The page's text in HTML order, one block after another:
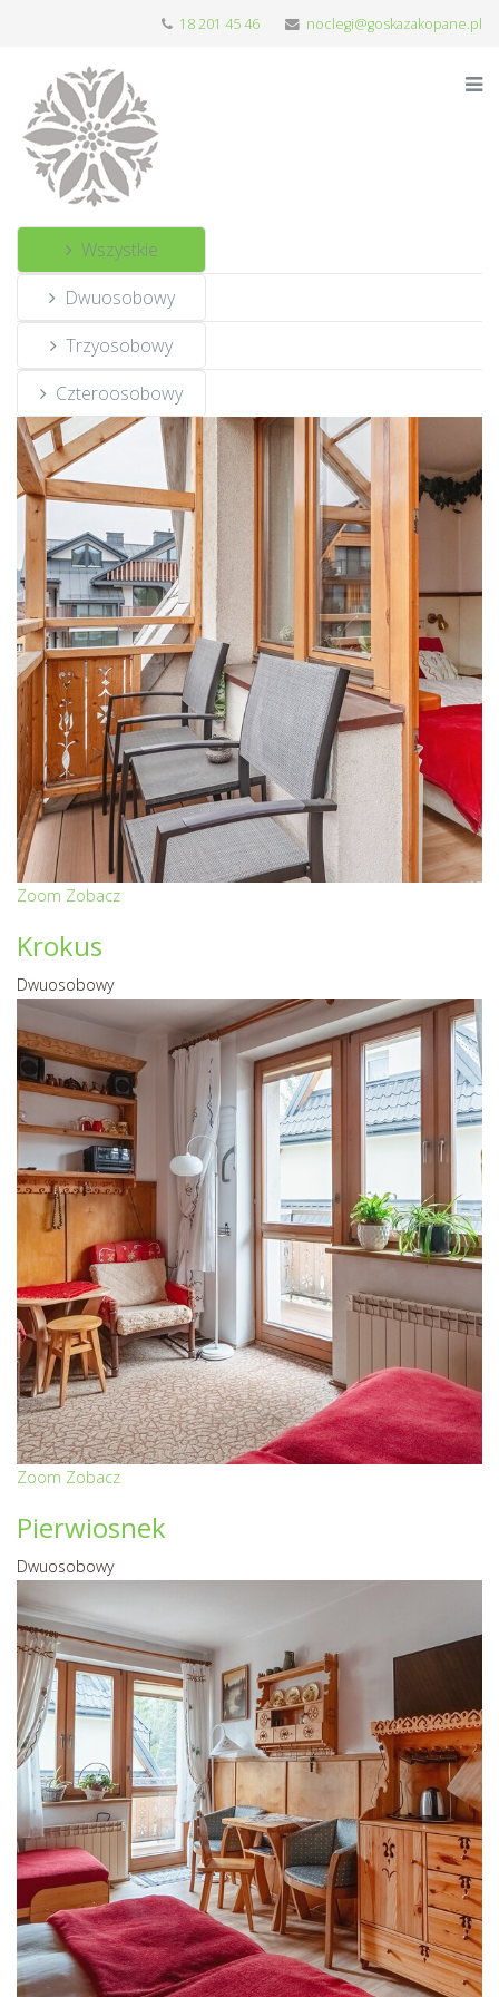
18 201 45 46 noclegi@goskazakopane.pl
Wszystkie
Dwuosobowy
Trzyosobowy
Czteroosobowy
Zoom Zobacz
Krokus
Dwuosobowy
Zoom Zobacz
Pierwiosnek
Dwuosobowy